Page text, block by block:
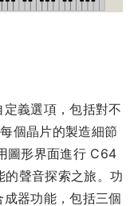
義選項，包括對不
個晶片的製造細節
圖形界面進行 C64
的聲音探索之旅。功
器功能，包括三個